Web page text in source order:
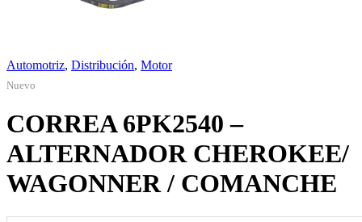
Automotriz, Distribución, Motor
Nuevo
CORREA 6PK2540 –
ALTERNADOR CHEROKEE/
WAGONNER / COMANCHE